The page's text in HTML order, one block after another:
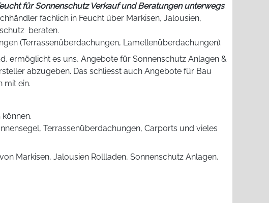
für Sonnenschutz Verkauf und Beratungen unterwegs.
fachlich in Feucht über Markisen, Jalousien,
beraten.
(Terrassenüberdachungen, Lamellenüberdachungen).
ermöglicht es uns, Angebote für Sonnenschutz Anlagen &
abzugeben. Das schliesst auch Angebote für Bau
mit ein.
Terrassenüberdachungen, Carports und vieles
Markisen, Jalousien Rollladen, Sonnenschutz Anlagen,